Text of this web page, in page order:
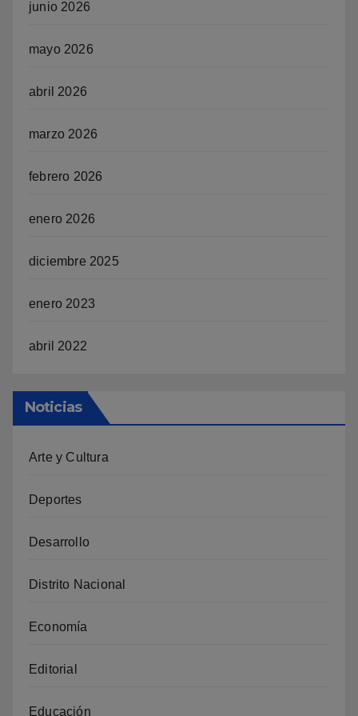
junio 2026
mayo 2026
abril 2026
marzo 2026
febrero 2026
enero 2026
diciembre 2025
enero 2023
abril 2022
Noticias
Arte y Cultura
Deportes
Desarrollo
Distrito Nacional
Economía
Editorial
Educación